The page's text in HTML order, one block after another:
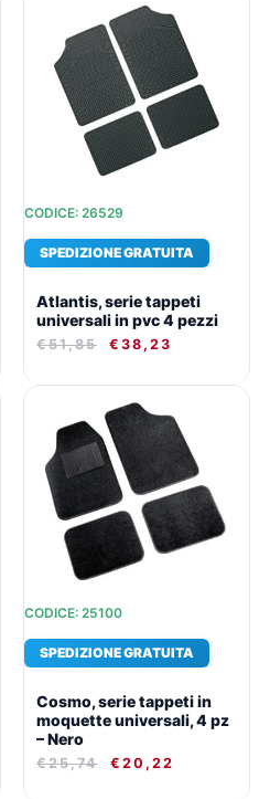
CODICE: 26529
SPEDIZIONE GRATUITA
Atlantis, serie tappeti
universali in pvc 4 pezzi
€51,85
PREZZO
ORIGINALE
ERA:
€51,85.
€ 38,23
PREZZO
ATTUALE
È:
€38,23.
CODICE: 25100
SPEDIZIONE GRATUITA
Cosmo, serie tappeti in
moquette universali, 4 pz
– Nero
€25,74
PREZZO
ORIGINALE
ERA:
€25,74.
€ 20,22
ATTUALE
È:
€20,22.